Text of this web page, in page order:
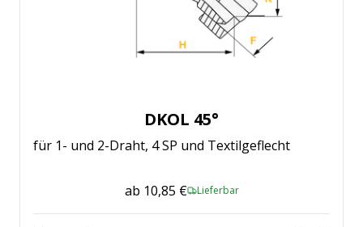
DKOL 45°
für 1- und 2-Draht, 4 SP und Textilgeflecht
ab 10,85 € Lieferbar